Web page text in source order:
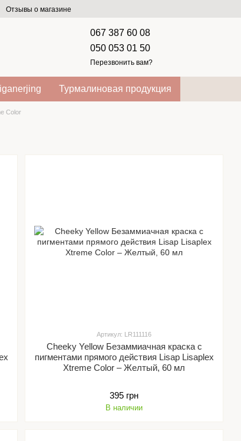
Отзывы о магазине
067 387 60 08
050 053 01 50
Перезвонить вам?
Турмалиновая продукция
Color
Артикул: LR111116
Cheeky Yellow Безаммиачная краска с
пигментами прямого действия Lisap Lisaplex
Xtreme Color – Желтый, 60 мл
395 грн
В наличии